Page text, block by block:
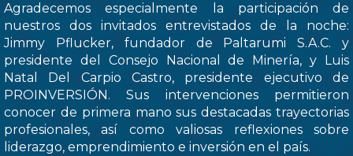
Agradecemos especialmente la participación de
nuestros dos invitados entrevistados de la noche:
Jimmy Pflucker, fundador de Paltarumi S.A.C. y
presidente del Consejo Nacional de Minería, y Luis
Natal Del Carpio Castro, presidente ejecutivo de
PROINVERSIÓN. Sus intervenciones permitieron
conocer de primera mano sus destacadas trayectorias
profesionales, así como valiosas reflexiones sobre
liderazgo, emprendimiento e inversión en el país.